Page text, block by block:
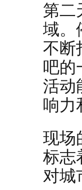
第二
域。
不断
吧的
活动
响力
现场
标志
对城